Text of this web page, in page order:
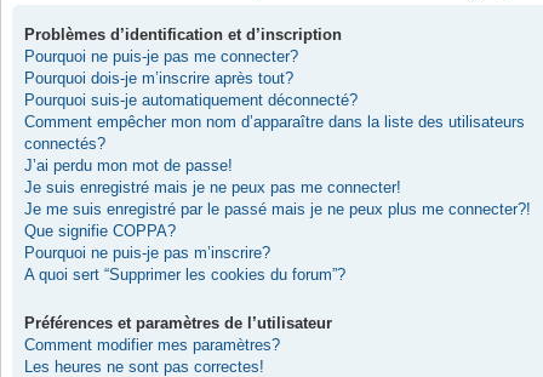
Problèmes d’identification et d’inscription
Pourquoi ne puis-je pas me connecter?
Pourquoi dois-je m’inscrire après tout?
Pourquoi suis-je automatiquement déconnecté?
Comment empêcher mon nom d’apparaître dans la liste des utilisateurs
connectés?
J’ai perdu mon mot de passe!
Je suis enregistré mais je ne peux pas me connecter!
Je me suis enregistré par le passé mais je ne peux plus me connecter?!
Que signifie COPPA?
Pourquoi ne puis-je pas m’inscrire?
A quoi sert “Supprimer les cookies du forum”?
Préférences et paramètres de l’utilisateur
Comment modifier mes paramètres?
Les heures ne sont pas correctes!